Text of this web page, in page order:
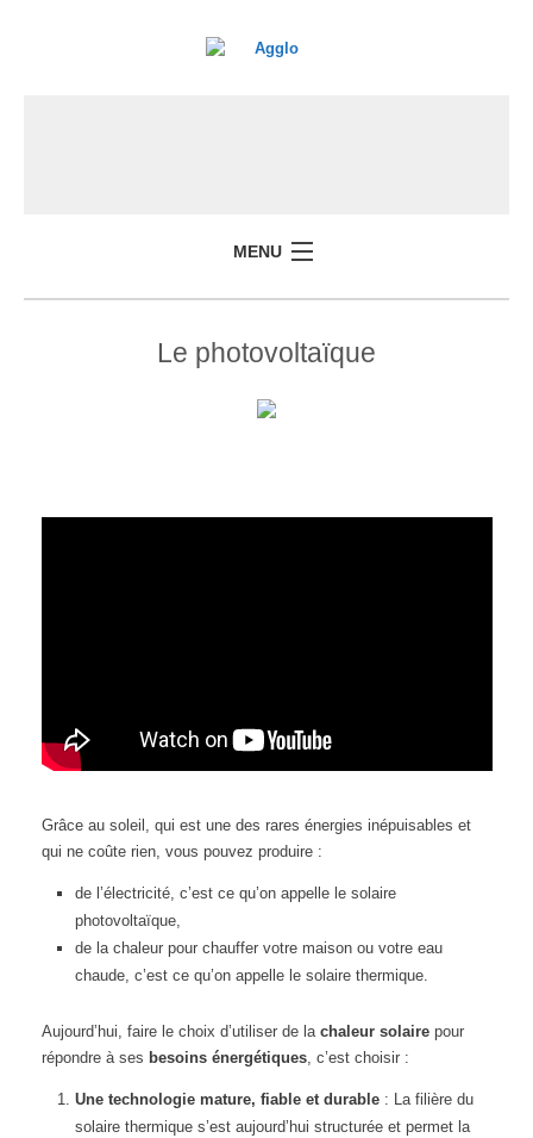
MENU
Le photovoltaïque
Grâce au soleil, qui est une des rares énergies inépuisables et
qui ne coûte rien, vous pouvez produire :
de l’électricité, c’est ce qu’on appelle le solaire
photovoltaïque,
de la chaleur pour chauffer votre maison ou votre eau
chaude, c’est ce qu’on appelle le solaire thermique.
Aujourd’hui, faire le choix d’utiliser de la chaleur solairepour
répondre à ses besoins énergétiques, c’est choisir :
Une technologie mature, fiable et durable: La filière du
solaire thermique s’est aujourd’hui structurée et permet la